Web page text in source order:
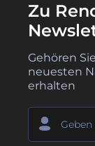
Zu
Gehören
neuesten
erhalten